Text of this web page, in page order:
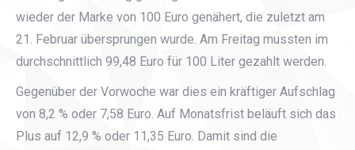
wieder der Marke von 100 Euro genähert, die zuletzt am
21. Februar übersprungen wurde. Am Freitag mussten im
durchschnittlich 99,48 Euro für 100 Liter gezahlt werden.
Gegenüber der Vorwoche war dies ein kräftiger Aufschlag
von 8,2 % oder 7,58 Euro. Auf Monatsfrist beläuft sich das
Plus auf 12,9 % oder 11,35 Euro. Damit sind die